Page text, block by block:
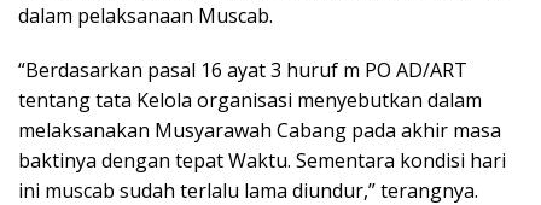
dalam pelaksanaan Muscab.
“Berdasarkan pasal 16 ayat 3 huruf m PO AD/ART
tentang tata Kelola organisasi menyebutkan dalam
melaksanakan Musyarawah Cabang pada akhir masa
baktinya dengan tepat Waktu. Sementara kondisi hari
ini muscab sudah terlalu lama diundur,” terangnya.